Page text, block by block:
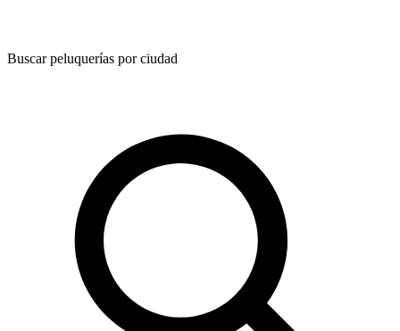
Buscar peluquerías por ciudad